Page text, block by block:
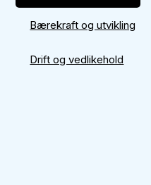
Bærekraft og utvikling
Drift og vedlikehold